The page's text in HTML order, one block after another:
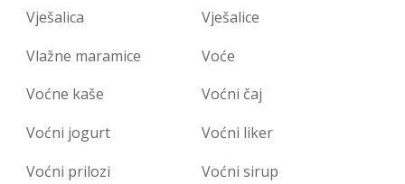
Vješalica
Vješalice
Vlažne maramice
Voće
Voćne kaše
Voćni čaj
Voćni jogurt
Voćni liker
Voćni prilozi
Voćni sirup